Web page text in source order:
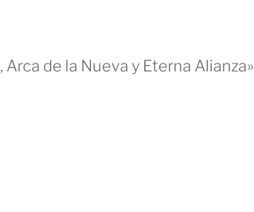
Arca de la Nueva y Eterna Alianza»